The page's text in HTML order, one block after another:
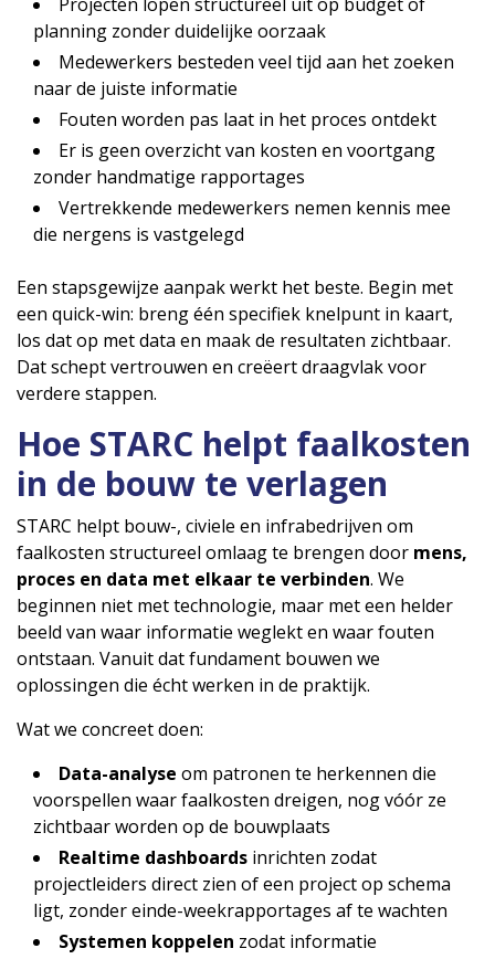
planning zonder duidelijke oorzaak
Medewerkers besteden veel tijd aan het zoeken
naar de juiste informatie
Fouten worden pas laat in het proces ontdekt
Er is geen overzicht van kosten en voortgang
zonder handmatige rapportages
Vertrekkende medewerkers nemen kennis mee
die nergens is vastgelegd
Een stapsgewijze aanpak werkt het beste. Begin met
een quick-win: breng één specifiek knelpunt in kaart,
los dat op met data en maak de resultaten zichtbaar.
Dat schept vertrouwen en creëert draagvlak voor
verdere stappen.
Hoe STARC helpt faalkosten
in de bouw te verlagen
STARC helpt bouw-, civiele en infrabedrijven om
faalkosten structureel omlaag te brengen door mens,
proces en data met elkaar te verbinden. We
beginnen niet met technologie, maar met een helder
beeld van waar informatie weglekt en waar fouten
ontstaan. Vanuit dat fundament bouwen we
oplossingen die écht werken in de praktijk.
Wat we concreet doen:
Data-analyse om patronen te herkennen die
voorspellen waar faalkosten dreigen, nog vóór ze
zichtbaar worden op de bouwplaats
Realtime dashboards inrichten zodat
projectleiders direct zien of een project op schema
ligt, zonder einde-weekrapportages af te wachten
Systemen koppelen zodat informatie